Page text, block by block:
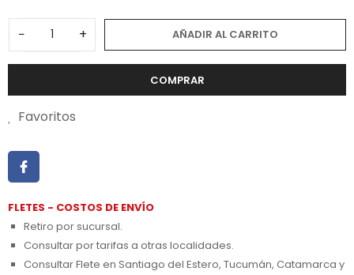
− + AÑADIR AL CARRITO
COMPRAR
Favoritos
FLETES - COSTOS DE ENVÍO
Retiro por sucursal.
Consultar por tarifas a otras localidades.
Consultar Flete en Santiago del Estero, Tucumán, Catamarca y